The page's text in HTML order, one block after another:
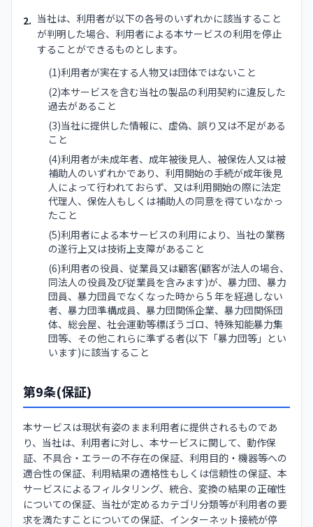
2. 当社は、利用者が以下の各号のいずれかに該当すること
が判明した場合、利用者による本サービスの利用を停止
することができるものとします。
(1)利用者が実在する人物又は団体ではないこと
(2)本サービスを含む当社の製品の利用契約に違反した
過去があること
(3)当社に提供した情報に、虚偽、誤り又は不足がある
こと
(4)利用者が未成年者、成年被後見人、被保佐人又は被
補助人のいずれかであり、利用開始の手続が成年後見
人によって行われておらず、又は利用開始の際に法定
代理人、保佐人もしくは補助人の同意を得ていなかっ
たこと
(5)利用者による本サービスの利用により、当社の業務
の遂行上又は技術上支障があること
(6)利用者の役員、従業員又は顧客(顧客が法人の場合、
同法人の役員及び従業員を含みます)が、暴力団、暴力
団員、暴力団員でなくなった時から 5 年を経過しない
者、暴力団準構成員、暴力団関係企業、暴力団関係団
体、総会屋、社会運動等標ぼうゴロ、特殊知能暴力集
団等、その他これらに準ずる者(以下「暴力団等」とい
います)に該当すること
第9条(保証)
本サービスは現状有姿のまま利用者に提供されるものであ
り、当社は、利用者に対し、本サービスに関して、動作保
証、不具合・エラーの不存在の保証、利用目的・機器等への
適合性の保証、利用結果の適格性もしくは信頼性の保証、本
サービスによるフィルタリング、統合、変換の結果の正確性
についての保証、当社が定めるカテゴリ分類等が利用者の要
求を満たすことについての保証、インターネット接続が停